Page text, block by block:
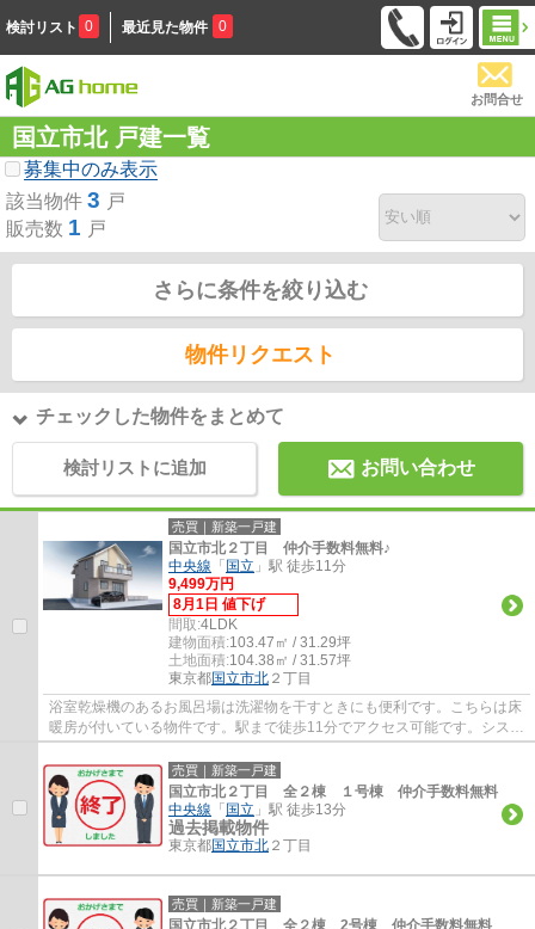
検討リスト 0 最近見た物件 0
お問合せ
国立市北 戸建一覧
募集中のみ表示
該当物件 3 戸
販売数 1 戸
さらに条件を絞り込む
物件リクエスト
チェックした物件をまとめて
検討リストに追加 お問い合わせ
売買｜新築一戸建
国立市北２丁目 仲介手数料無料♪
中央線 「 国立 」駅 徒歩11分
9,499万円
8月1日 値下げ
間取:4LDK
建物面積:103.47㎡ / 31.29坪
土地面積:104.38㎡ / 31.57坪
東京都国立市北 ２丁目
浴室乾燥機のあるお風呂場は洗濯物を干すときにも便利です。こちらは床
暖房が付いている物件です。駅まで徒歩11分でアクセス可能です。システ
ムキッチンは使いやすく汚れにくいのでご...
売買｜新築一戸建
国立市北２丁目 全２棟 １号棟 仲介手数料無料
中央線 「 国立 」駅 徒歩13分
過去掲載物件
東京都国立市北 ２丁目
売買｜新築一戸建
国立市北２丁目 全２棟 2号棟 仲介手数料無料